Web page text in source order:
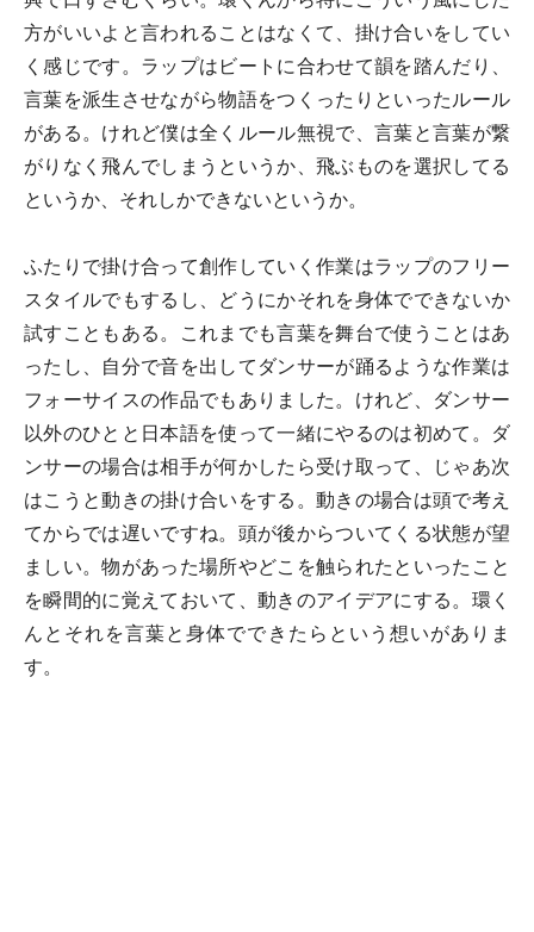
方がいいよと言われることはなくて、掛け合いをしてい
く感じです。ラップはビートに合わせて韻を踏んだり、
言葉を派生させながら物語をつくったりといったルール
がある。けれど僕は全くルール無視で、言葉と言葉が繋
がりなく飛んでしまうというか、飛ぶものを選択してる
というか、それしかできないというか。
ふたりで掛け合って創作していく作業はラップのフリー
スタイルでもするし、どうにかそれを身体でできないか
試すこともある。これまでも言葉を舞台で使うことはあ
ったし、自分で音を出してダンサーが踊るような作業は
フォーサイスの作品でもありました。けれど、ダンサー
以外のひとと日本語を使って一緒にやるのは初めて。ダ
ンサーの場合は相手が何かしたら受け取って、じゃあ次
はこうと動きの掛け合いをする。動きの場合は頭で考え
てからでは遅いですね。頭が後からついてくる状態が望
ましい。物があった場所やどこを触られたといったこと
を瞬間的に覚えておいて、動きのアイデアにする。環く
んとそれを言葉と身体でできたらという想いがありま
す。